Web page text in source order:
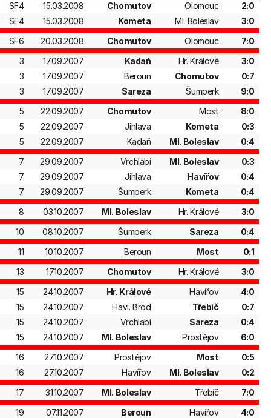
SF4
15.03.2008 Chomutov Olomouc
2:0
SF4
15.03.2008 Kometa Ml. Boleslav
3:0
SF6
20.03.2008 Chomutov Olomouc
7:0
3
17.09.2007 Kadaň Hr. Králové
3:0
3
17.09.2007 Beroun Chomutov
0:7
3
17.09.2007 Sareza Šumperk
9:0
5
22.09.2007 Chomutov Most
8:0
5
22.09.2007 Jihlava Kometa
0:3
5
22.09.2007 Kadaň Ml. Boleslav
0:4
7
29.09.2007 Vrchlabí Ml. Boleslav
0:3
7
29.09.2007 Jihlava Havířov
0:4
7
29.09.2007 Šumperk Kometa
0:4
8
03.10.2007 Ml. Boleslav Hr. Králové
3:0
10
08.10.2007 Šumperk Sareza
0:4
11
10.10.2007 Beroun Most
0:1
13
17.10.2007 Chomutov Hr. Králové
3:0
15
24.10.2007 Hr. Králové Havířov
4:0
15
24.10.2007 Havl. Brod Třebíč
0:7
15
24.10.2007 Vrchlabí Sareza
0:4
15
24.10.2007 Ml. Boleslav Prostějov
6:0
16
27.10.2007 Prostějov Most
0:5
16
27.10.2007 Havířov Ml. Boleslav
0:2
17
31.10.2007 Ml. Boleslav Třebíč
7:0
19
07.11.2007 Beroun Havířov
4:0